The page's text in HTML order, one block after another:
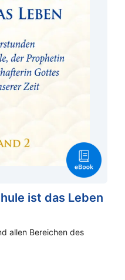
ist das Leben
allen Bereichen des